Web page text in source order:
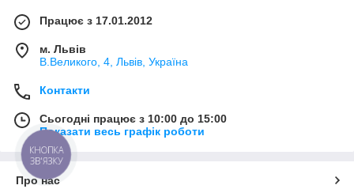
Працює з 17.01.2012
м. Львів
В.Великого, 4, Львів, Україна
Контакти
Сьогодні працює з 10:00 до 15:00
Показати весь графік роботи
Про нас
КНОПКА
ЗВ'ЯЗКУ